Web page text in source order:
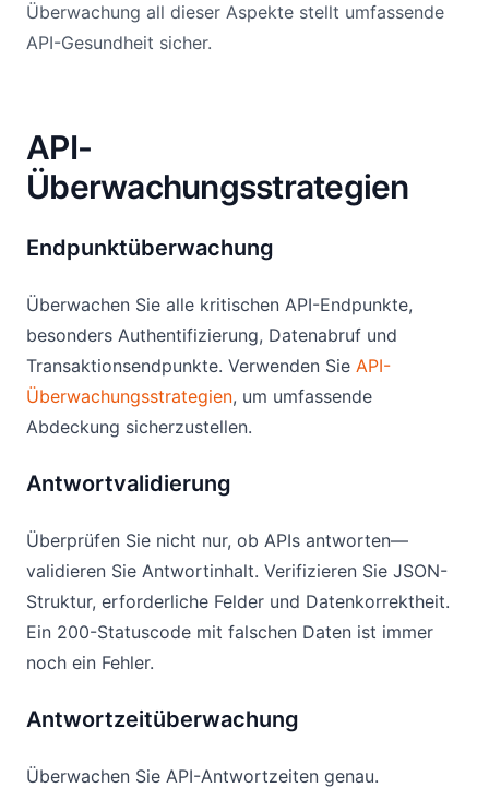
Überwachung all dieser Aspekte stellt umfassende
API-Gesundheit sicher.
API-
Überwachungsstrategien
Endpunktüberwachung
Überwachen Sie alle kritischen API-Endpunkte,
besonders Authentifizierung, Datenabruf und
Transaktionsendpunkte. Verwenden Sie API-
Überwachungsstrategien, um umfassende
Abdeckung sicherzustellen.
Antwortvalidierung
Überprüfen Sie nicht nur, ob APIs antworten—
validieren Sie Antwortinhalt. Verifizieren Sie JSON-
Struktur, erforderliche Felder und Datenkorrektheit.
Ein 200-Statuscode mit falschen Daten ist immer
noch ein Fehler.
Antwortzeitüberwachung
Überwachen Sie API-Antwortzeiten genau.